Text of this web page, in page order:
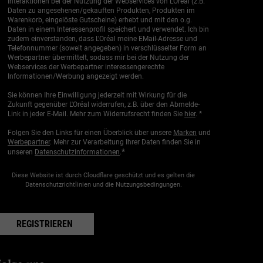
Daten zu angesehenen/gekauften Produkten, Produkten im
Warenkorb, eingelöste Gutscheine) erhebt und mit den o.g.
Daten in einem Interessenprofil speichert und verwendet. Ich bin
zudem einverstanden, dass L'Oréal meine EMail-Adresse und
Telefonnummer (soweit angegeben) in verschlüsselter Form an
Werbepartner übermittelt, sodass mir bei der Nutzung der
Webservices der Werbepartner interessengerechte
Informationen/Werbung angezeigt werden.
Sie können Ihre Einwilligung jederzeit mit Wirkung für die
Zukunft gegenüber L'Oréal widerrufen, z.B. über den Abmelde-
Link in jeder E-Mail. Mehr zum Widerrufsrecht finden Sie hier. *
Folgen Sie den Links für einen Überblick über unsere Marken und
Werbepartner. Mehr zur Verarbeitung Ihrer Daten finden Sie in
unseren Datenschutzinformationen.*
Diese Website ist durch Cloudflare geschützt und es gelten die
Datenschutzrichtlinien und die Nutzungsbedingungen.
REGISTRIEREN